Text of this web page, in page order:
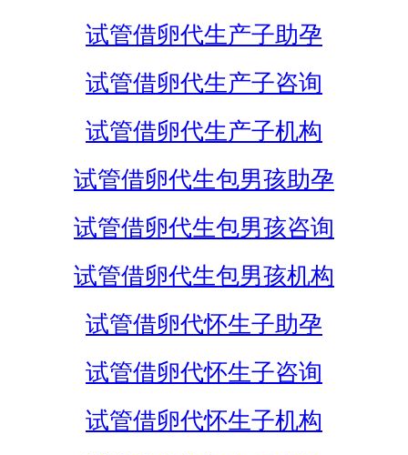
试管借卵代生产子助孕
试管借卵代生产子咨询
试管借卵代生产子机构
试管借卵代生包男孩助孕
试管借卵代生包男孩咨询
试管借卵代生包男孩机构
试管借卵代怀生子助孕
试管借卵代怀生子咨询
试管借卵代怀生子机构